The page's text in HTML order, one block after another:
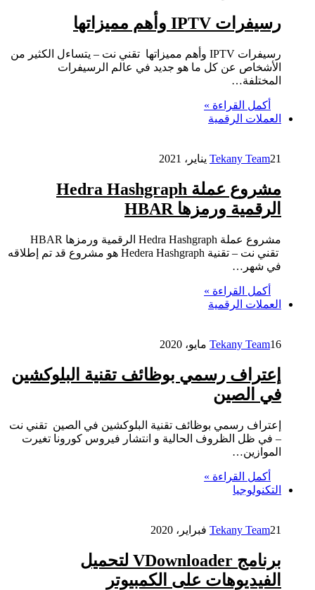
رسيفرات IPTV وأهم مميزاتها
رسيفرات IPTV وأهم مميزاتها تقني نت – يتساءل الكثير من
الأشخاص عن كل ما هو جديد في عالم الرسيفرات
المختلفة…
أكمل القراءة »
العملات الرقمية
Tekany Team21 يناير، 2021
مشروع عملة Hedra Hashgraph
الرقمية ورمزها HBAR
مشروع عملة Hedra Hashgraph الرقمية ورمزها HBAR
تقني نت – تقنية Hedera Hashgraph هو مشروع قد تم إطلاقه
في شهر…
أكمل القراءة »
العملات الرقمية
Tekany Team16 مايو، 2020
إعتراف رسمي بوظائف تقنية البلوكشين
في الصين
إعتراف رسمي بوظائف تقنية البلوكشين في الصين تقني نت
– في ظل الظروف الحالية و انتشار فيروس كورونا تغيرت
الموازين…
أكمل القراءة »
التكنولوجيا
Tekany Team21 فبراير، 2020
برنامج VDownloader لتحميل
الفيديوهات على الكمبيوتر